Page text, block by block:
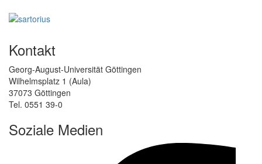
Kontakt
Georg-August-Universität Göttingen
Wilhelmsplatz 1 (Aula)
37073 Göttingen
Tel. 0551 39-0
Soziale Medien